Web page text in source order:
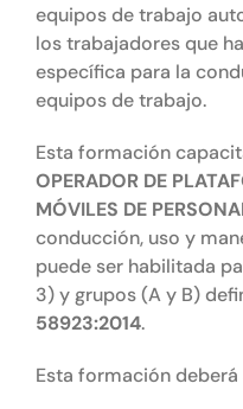
equipos de trabajo
los trabajadores que
específica para la
equipos de trabajo.
Esta formación
OPERADOR DE
MÓVILES DE
conducción, uso y
puede ser habilitada
3) y grupos (A y B)
58923:2014.
Esta formación deberá